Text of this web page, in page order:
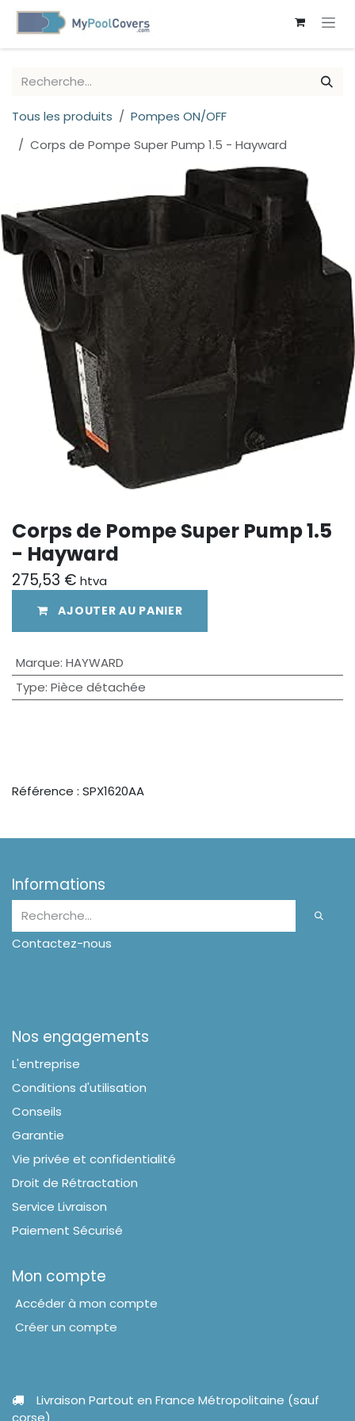
Tous les produits
Pompes ON/OFF
Corps de Pompe Super Pump 1.5 - Hayward
Corps de Pompe Super Pump 1.5
- Hayward
275,53 € htva
AJOUTER AU PANIER
Marque: HAYWARD
Type: Pièce détachée
Référence : SPX1620AA
Informations
Contactez-nous
Nos engagements
L'entreprise
Conditions d'utilisation
Conseils
Garantie
Vie privée et confidentialité
Droit de Rétractation
Service Livraison
Paiement Sécurisé
Mon compte
Accéder à mon compte
Créer un compte
Livraison Partout en France Métropolitaine (sauf
corse)